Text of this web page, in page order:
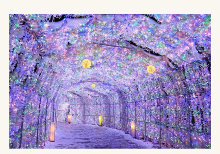
LINE WhatsApp